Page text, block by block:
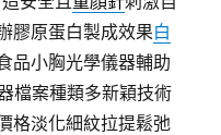
膠原蛋白製成效果白
品小胸光學儀器輔助
檔案種類多新穎技術
格淡化細紋拉提鬆弛